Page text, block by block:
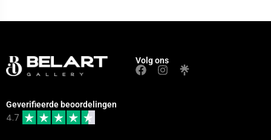
Volg ons
Geverifieerde beoordelingen
4.7